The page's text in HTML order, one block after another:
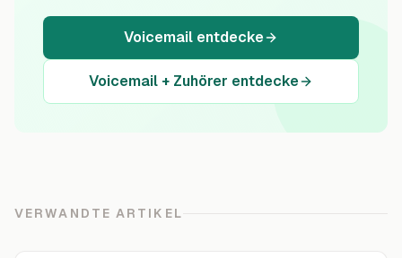
Voicemail entdecke
Voicemail + Zuhörer entdecke
VERWANDTE ARTIKEL